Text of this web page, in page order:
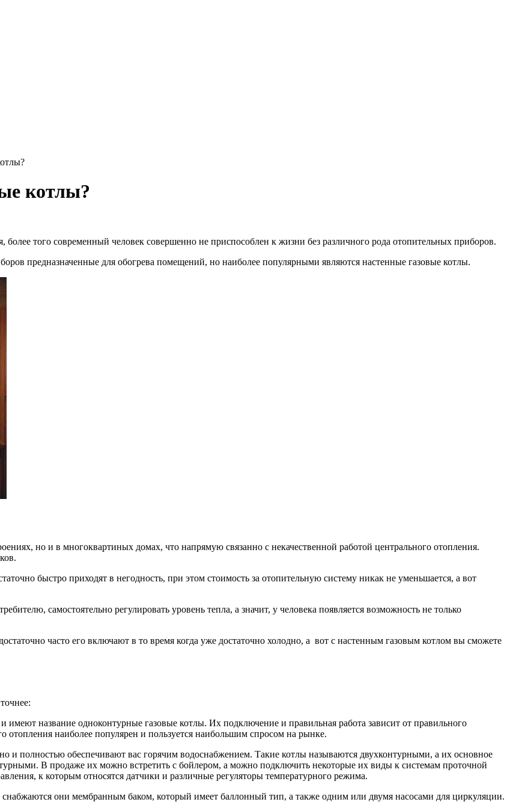
котлы?
более того современный человек совершенно не приспособлен к жизни без различного рода отопительных приборов.
предназначенные для обогрева помещений, но наиболее популярными являются настенные газовые котлы.
но и в многоквартиных домах, что напрямую связанно с некачественной работой центрального отопления.
быстро приходят в негодность, при этом стоимость за отопительную систему никак не уменьшается, а вот
самостоятельно регулировать уровень тепла, а значит, у человека появляется возможность не только
часто его включают в то время когда уже достаточно холодно, а вот с настенным газовым котлом вы сможете
название одноконтурные газовые котлы. Их подключение и правильная работа зависит от правильного
наиболее популярен и пользуется наибольшим спросом на рынке.
и полностью обеспечивают вас горячим водоснабжением. Такие котлы называются двухконтурными, а их основное
В продаже их можно встретить с бойлером, а можно подключить некоторые их виды к системам проточной
к которым относятся датчики и различные регуляторы температурного режима.
снабжаются они мембранным баком, который имеет баллонный тип, а также одним или двумя насосами для циркуляции.